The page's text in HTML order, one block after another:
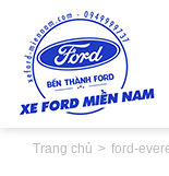
Trang chủ ford-